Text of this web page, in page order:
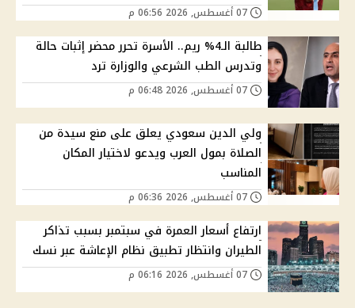
طالبة الـ4% ريم.. الأسرة تحرر محضر إثبات حالة
وتدرس الطب الشرعي والوزارة ترد
ولي الدين سعودي يعلق على منع سيدة من
الصلاة بمول العرب ويدعو لاختيار المكان
المناسب
ارتفاع أسعار العمرة في سبتمبر بسبب تذاكر
الطيران وانتظار تطبيق نظام الإعاشة عبر نسك